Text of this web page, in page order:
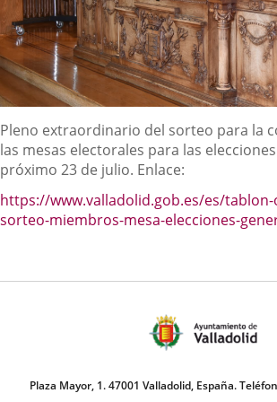
Descripción
Pleno extraordinario del sorteo para la
las mesas electorales para las
próximo 23 de julio. Enlace:
https://www.valladolid.gob.es/es/
sorteo-miembros-mesa-elecciones-
Plaza Mayor, 1. 47001 Valladolid, España.